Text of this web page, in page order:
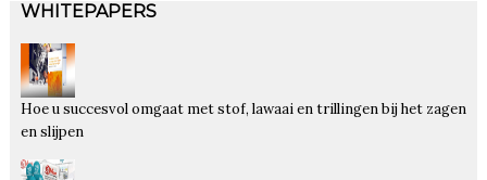
WHITEPAPERS
Hoe u succesvol omgaat met stof, lawaai en trillingen bij het zagen
en slijpen